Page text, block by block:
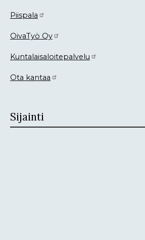
Piispala
OivaTyö Oy
Kuntalaisaloitepalvelu
Ota kantaa
Sijainti